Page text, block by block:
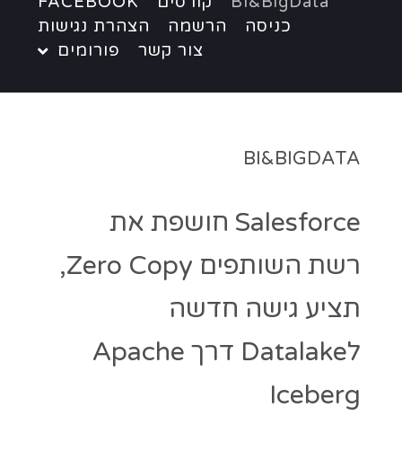
כניסה
הרשמה
הצהרת נגישות
צור קשר
פורומים
BI&BIGDATA
Salesforce חושפת את
רשת השותפים Zero Copy,
תציע גישה חדשה
לDatalake דרך Apache
Iceberg